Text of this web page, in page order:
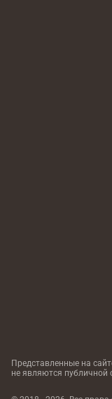
Представленные на
не являются публичной